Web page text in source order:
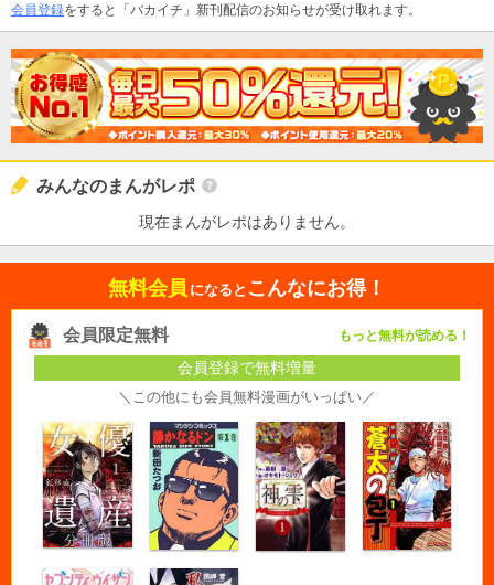
会員登録をすると「バカイチ」新刊配信のお知らせが受け取れます。
みんなのまんがレポ
現在まんがレポはありません。
無料会員 になると こんなにお得！
会員限定無料 もっと無料が読める！
会員登録で無料増量
＼この他にも会員無料漫画がいっぱい／